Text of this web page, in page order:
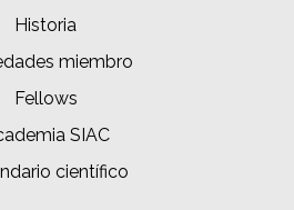
Historia
miembro
Fellows
SIAC
científico